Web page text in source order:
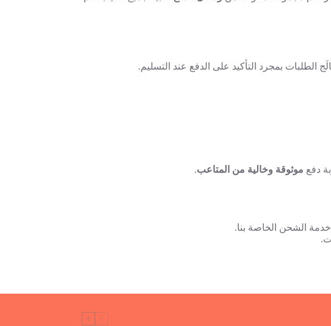
الطلبات بمجرد التأكيد على الدفع عند التسليم.
دفع موثوقة وخالية من المتاعب.
الشحن الخاصة بنا.